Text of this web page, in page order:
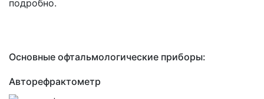
подробно.
Основные офтальмологические приборы:
Авторефрактометр